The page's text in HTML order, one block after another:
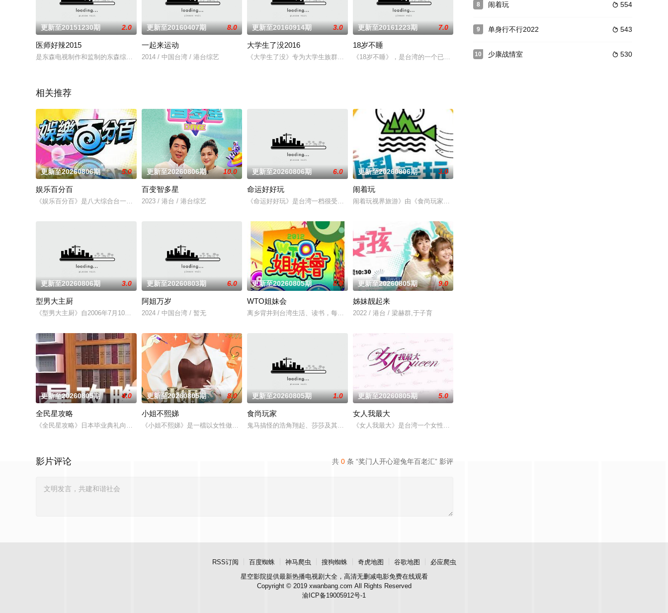
更新至20151230期 2.0
医师好辣2015
是东森电视制作和监制的东森综合台谈话性节目
更新至20160407期 8.0
一起来运动
2014 / 中国台湾 / 港台综艺
更新至20160914期 3.0
大学生了没2016
《大学生了没》专为大学生族群量身打造，话题百无禁忌，题材鲜活麻辣。每期邀请来自不同大学、个性迥异的大学生，代表新人类的新生代态度
更新至20161223期 7.0
18岁不睡
《18岁不睡》，是台湾的一个已停播的谈话性综艺节目，2016年9月19日在中天综合台首播，金星娱乐制作，
相关推荐
更新至20260806期 5.0
娱乐百分百
《娱乐百分百》是八大综合台一档娱乐新闻节目，每天报道最新的娱乐新闻，节目还会请嘉宾现场访谈！节目贴近年轻族群，介绍时下流行的装扮、以及艺人的流行教室，有固
更新至20260806期 10.0
百变智多星
2023 / 港台 / 港台综艺
更新至20260806期 6.0
命运好好玩
《命运好好玩》是台湾一档很受欢迎的命理节目,各类风水、星座、命理占卜等时下社交必备的流行话题,节目里全部都有,关于爱情、命运、事业等
更新至20260806期 3.0
闹着玩
闹着玩视界旅游》由《食尚玩家》建造团队以及浩角翔起、颜永烈，重新拾起主持棒，带大家继续闹着玩！
更新至20260806期 3.0
型男大主厨
《型男大主厨》自2006年7月10日首播推出以来，收视率长期占据台湾美食教学类节目收视第一名的位置，内容综合烹饪节目性质及综艺竞赛型态，也成为艺人宣传作品
更新至20260803期 6.0
阿姐万岁
2024 / 中国台湾 / 暂无
更新至20260805期 8.0
WTO姐妹会
离乡背井到台湾生活、读书，每个台湾新住民难免会因为文化差异、风俗不同，在日常生活上遇到许多有趣的事。哪国女生最受欢迎？不同国家的
更新至20260805期 9.0
姊妹靓起来
2022 / 港台 / 梁赫群,于子育
更新至20260805期 4.0
全民星攻略
《全民星攻略》日本毕业典礼向学长要制服的第二颗钮釦代表著什麽意思呢？喜欢金庸小说的人必须要来挑战这一题，郭靖第一次见到黄蓉请她吃饭，花了银子19两，请问这
更新至20260805期 8.0
小姐不熙娣
《小姐不熙娣》是一檔以女性做為出發點，討論內容聚焦女性職場與生活感受的節目。
更新至20260805期 1.0
食尚玩家
鬼马搞怪的浩角翔起、莎莎及其他主持人，以轻松有趣、非一般的旅游方式，带你游遍世界各地！不管是奢侈豪华团或讲求经济的自助行，玩家们
更新至20260805期 5.0
女人我最大
《女人我最大》是台湾一个女性类的电视娱乐节目，讨论各种女性感兴趣的话题——从头到脚，从里到外，从
共 0 条 “奖门人开心迎兔年百老汇” 影评
影片评论
8  554
闹着玩
9  543
单身行不行2022
10  530
少康战情室
RSS订阅 百度蜘蛛 神马爬虫 搜狗蜘蛛 奇虎地图 谷歌地图
必应爬虫
星空影院提供最新热播电视剧大全，高清无删减电影免费在线观看
Copyright © 2019 xwanbang.com All Rights Reserved
渝ICP备19005912号-1